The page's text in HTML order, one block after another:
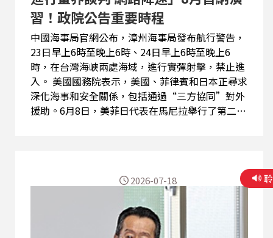
習！政院公告重要時程
中國海事局官網公布，漳州海事局發布航行警告，
23日早上6時至晚上6時、24日早上6時至晚上6
時，在台灣海峽兩處海域，進行實彈射擊，禁止進
入。 美國國務院表示，美國、菲律賓和日本正尋求
深化海事和安全關係，包括通過“三方協同”對外
援助。6月8日，美菲日代表在馬尼拉舉行了第二次
網路降速」模擬演練。演練期間，將模擬電信網路
頻寬不足情境，手機行動網路可能降速至僅提供語
音通話及簡訊服務。行政院發言人李慧芝22日表
示，這是台灣首次實施行動網路降速演練，目的在
於驗證通訊韌性，並建立網路受阻時的備援通訊方
2026-07-18